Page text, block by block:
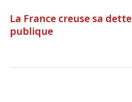
La France creuse sa dette
publique